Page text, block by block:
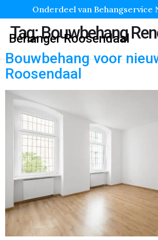
Onderdeel van Behangservice
Behanger Roosendaal
Tag:Bouwbehang
Bouwbehang voor
Roosendaal